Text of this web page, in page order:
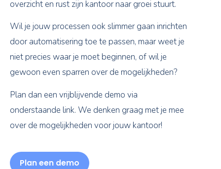
overzicht en rust zijn kantoor naar groei stuurt.
Wil je jouw processen ook slimmer gaan inrichten
door automatisering toe te passen, maar weet je
niet precies waar je moet beginnen, of wil je
gewoon even sparren over de mogelijkheden?
Plan dan een vrijblijvende demo via
onderstaande link. We denken graag met je mee
over de mogelijkheden voor jouw kantoor!
Plan een demo